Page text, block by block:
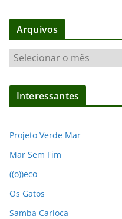
Arquivos
r
q
s
Interessantes
Projeto Verde Mar
Mar Sem Fim
((o))eco
Os Gatos
Samba Carioca